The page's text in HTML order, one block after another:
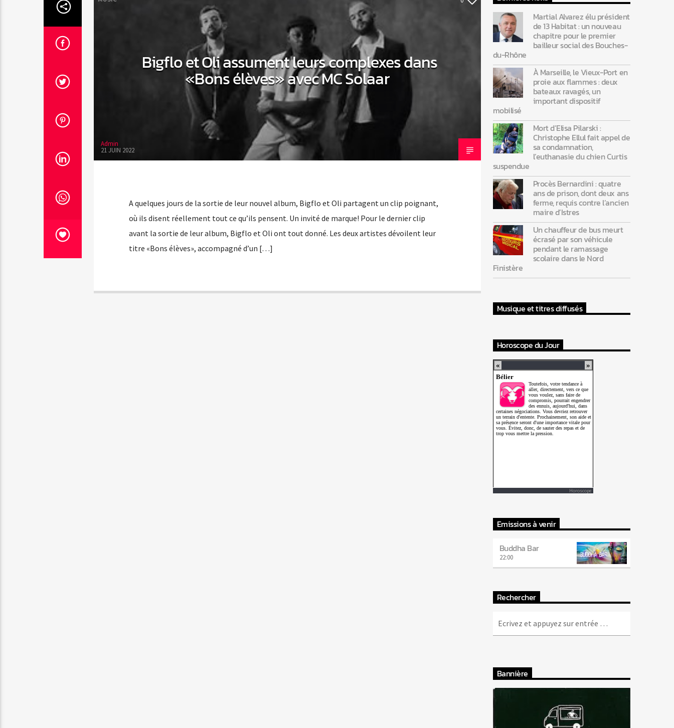
Bigflo et Oli assument leurs complexes dans
«Bons élèves» avec MC Solaar
Admin
21 JUIN 2022
A quelques jours de la sortie de leur nouvel album, Bigflo et Oli partagent un clip poignant,
où ils disent réellement tout ce qu’ils pensent. Un invité de marque! Pour le dernier clip
avant la sortie de leur album, Bigflo et Oli ont tout donné. Les deux artistes dévoilent leur
titre «Bons élèves», accompagné d’un […]
Martial Alvarez élu président
de 13 Habitat : un nouveau
chapitre pour le premier
bailleur social des Bouches-
du-Rhône
À Marseille, le Vieux-Port en
proie aux flammes : deux
bateaux ravagés, un
important dispositif
mobilisé
Mort d’Elisa Pilarski :
Christophe Ellul fait appel de
sa condamnation,
l’euthanasie du chien Curtis
suspendue
Procès Bernardini : quatre
ans de prison, dont deux ans
ferme, requis contre l’ancien
maire d’Istres
Un chauffeur de bus meurt
écrasé par son véhicule
pendant le ramassage
scolaire dans le Nord
Finistère
Musique et titres diffusés
Horoscope du Jour
Horoscope
Emissions à venir
Buddha Bar
22:00
Rechercher
Bannière